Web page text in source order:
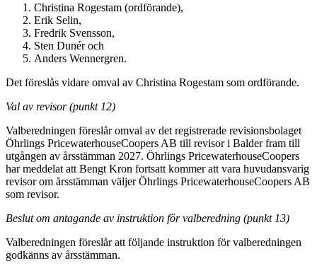
Christina Rogestam (ordförande),
Erik Selin,
Fredrik Svensson,
Sten Dunér och
Anders Wennergren.
Det föreslås vidare omval av Christina Rogestam som ordförande.
Val av revisor (punkt 12)
Valberedningen föreslår omval av det registrerade revisionsbolaget
Öhrlings PricewaterhouseCoopers AB till revisor i Balder fram till
utgången av årsstämman 2027. Öhrlings PricewaterhouseCoopers
har meddelat att Bengt Kron fortsatt kommer att vara huvudansvarig
revisor om årsstämman väljer Öhrlings PricewaterhouseCoopers AB
som revisor.
Beslut om antagande av instruktion för valberedning (punkt 13)
Valberedningen föreslår att följande instruktion för valberedningen
godkänns av årsstämman.